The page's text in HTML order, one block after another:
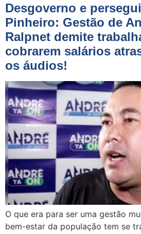
Desgoverno e
Pinheiro: Gestão de
Ralpnet demite
cobrarem salários
os áudios!
O que era para ser uma gestão
bem-estar da população tem se